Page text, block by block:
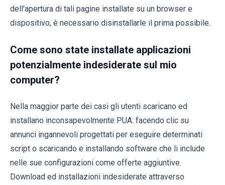
dell'apertura di tali pagine installate su un browser e
dispositivo, è necessario disinstallarle il prima possibile.
Come sono state installate applicazioni
potenzialmente indesiderate sul mio
computer?
Nella maggior parte dei casi gli utenti scaricano ed
installano inconsapevolmente PUA: facendo clic su
annunci ingannevoli progettati per eseguire determinati
script o scaricando e installando software che li include
nelle sue configurazioni come offerte aggiuntive.
Download ed installazioni indesiderate attraverso